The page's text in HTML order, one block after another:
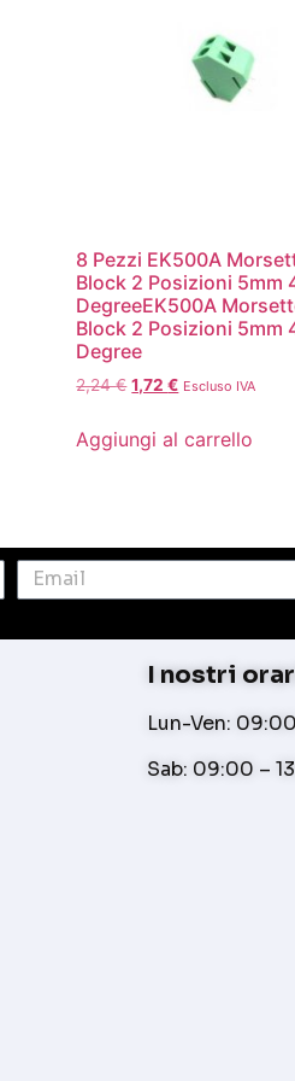
8 Pezzi EK500A
Block 2 Posizioni 5mm
DegreeEK500A
Block 2 Posizioni 5mm
Degree
2,24€ 1,72€ Escluso IVA
Aggiungi al carrello
I nostri
Lun-Ven:
Sab: 09:00 –